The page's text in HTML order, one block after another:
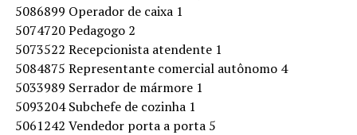
5086899 Operador de caixa 1
5074720 Pedagogo 2
5073522 Recepcionista atendente 1
5084875 Representante comercial autônomo 4
5033989 Serrador de mármore 1
5093204 Subchefe de cozinha 1
5061242 Vendedor porta a porta 5